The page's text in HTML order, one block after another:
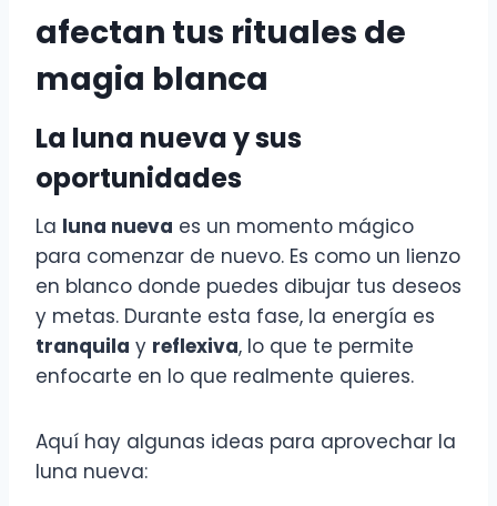
afectan tus rituales de
magia blanca
La luna nueva y sus
oportunidades
La luna nueva es un momento mágico
para comenzar de nuevo. Es como un lienzo
en blanco donde puedes dibujar tus deseos
y metas. Durante esta fase, la energía es
tranquila y reflexiva, lo que te permite
enfocarte en lo que realmente quieres.
Aquí hay algunas ideas para aprovechar la
luna nueva: